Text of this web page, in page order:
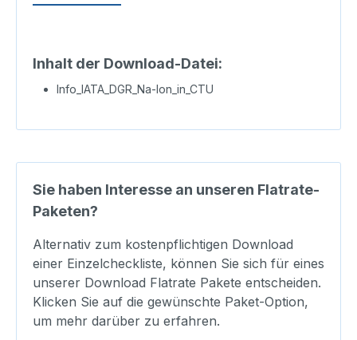
Inhalt der Download-Datei:
Info_IATA_DGR_Na-Ion_in_CTU
Sie haben Interesse an unseren Flatrate-
Paketen?
Alternativ zum kostenpflichtigen Download
einer Einzelcheckliste, können Sie sich für eines
unserer Download Flatrate Pakete entscheiden.
Klicken Sie auf die gewünschte Paket-Option,
um mehr darüber zu erfahren.